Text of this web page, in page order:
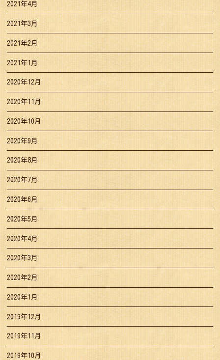
2021年4月
2021年3月
2021年2月
2021年1月
2020年12月
2020年11月
2020年10月
2020年9月
2020年8月
2020年7月
2020年6月
2020年5月
2020年4月
2020年3月
2020年2月
2020年1月
2019年12月
2019年11月
2019年10月